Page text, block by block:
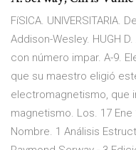
FíSICA. UNIVERSITARIA.
Addison-Wesley. HUGH
con número impar. A-9.
que su maestro eligió
electromagnetismo, que
magnetismo. Los. 17
Nombre. 1 Análisis